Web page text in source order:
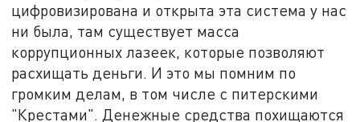
цифровизирована и открыта эта система у нас
ни была, там существует масса
коррупционных лазеек, которые позволяют
расхищать деньги. И это мы помним по
громким делам, в том числе с питерскими
"Крестами". Денежные средства похищаются